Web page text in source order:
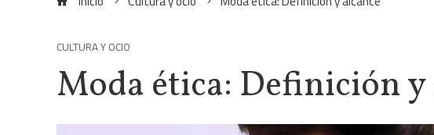
CULTURA Y OCIO
Moda ética: Definición y